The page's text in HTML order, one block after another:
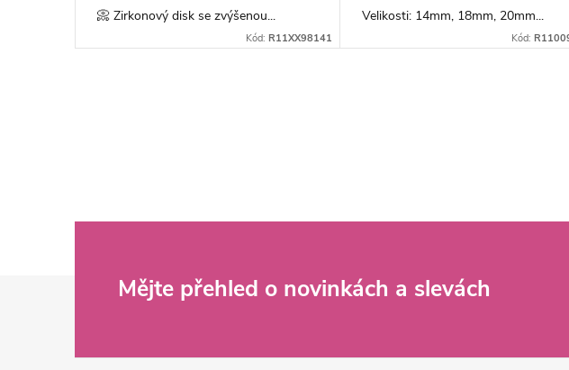
📀 Zirkonový disk se zvýšenou...
Kód:R11XX98141
Velikosti: 14mm, 18mm, 20mm...
Kód:
á
Mějte přehled o novinkách a slevách